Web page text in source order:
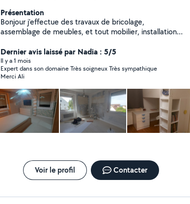
Présentation
Bonjour j'effectue des travaux de bricolage,
assemblage de meubles, et tout mobilier, installation
raccordement. Pose de tringles à rideaux, perçage tous
murs, fixation éléments... Peinture, rafraîchissement,
réparation de murs endommagés.
Dernier avis laissé par Nadia : 5/5
Il y a 1 mois
Expert dans son domaine Très soigneux Très sympathique
Merci Ali
Voir le profil Contacter